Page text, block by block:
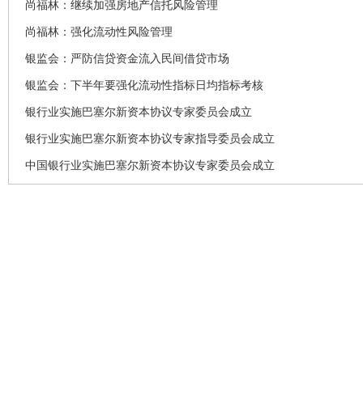
尚福林：继续加强房地产信托风险管理
尚福林：强化流动性风险管理
银监会：严防信贷资金流入民间借贷市场
银监会：下半年要强化流动性指标日均指标考核
银行业实施巴塞尔新资本协议专家委员会成立
银行业实施巴塞尔新资本协议专家指导委员会成立
中国银行业实施巴塞尔新资本协议专家委员会成立